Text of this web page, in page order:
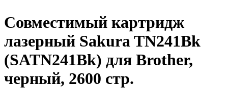
Совместимый картридж
лазерный Sakura TN241Bk
(SATN241Bk) для Brother,
черный, 2600 стр.